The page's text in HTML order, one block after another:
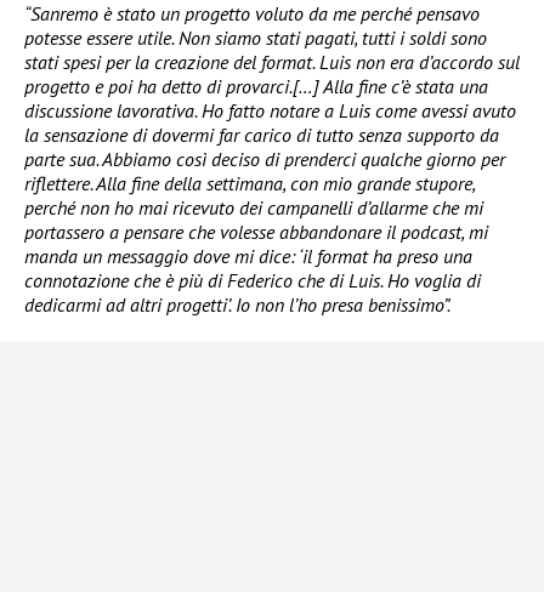
“Sanremo è stato un progetto voluto da me perché pensavo
potesse essere utile. Non siamo stati pagati, tutti i soldi sono
stati spesi per la creazione del format. Luis non era d’accordo sul
progetto e poi ha detto di provarci.[…] Alla fine c’è stata una
discussione lavorativa. Ho fatto notare a Luis come avessi avuto
la sensazione di dovermi far carico di tutto senza supporto da
parte sua. Abbiamo così deciso di prenderci qualche giorno per
riflettere. Alla fine della settimana, con mio grande stupore,
perché non ho mai ricevuto dei campanelli d’allarme che mi
portassero a pensare che volesse abbandonare il podcast, mi
manda un messaggio dove mi dice: ‘il format ha preso una
connotazione che è più di Federico che di Luis. Ho voglia di
dedicarmi ad altri progetti’. Io non l’ho presa benissimo”.